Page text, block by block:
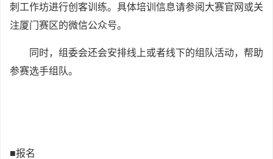
刺工作坊进行创客训练。具体培训信息请参阅大赛官网或关
注厦门赛区的微信公众号。
同时，组委会还会安排线上或者线下的组队活动，帮助
参赛选手组队。
■报名